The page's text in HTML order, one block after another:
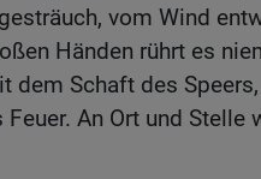
vom Wind
Händen rührt es
dem Schaft des
An Ort und Stelle